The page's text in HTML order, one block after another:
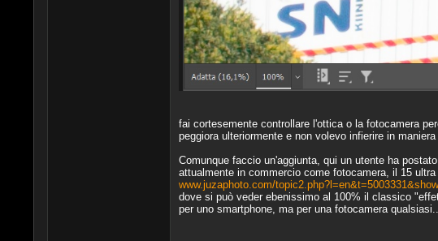
fai cortesemente controllare l'ottica o la fotocamera
peggiora ulteriormente e non volevo infierire in maniera
Comunque faccio un'aggiunta, qui un utente ha
attualmente in commercio come fotocamera, il 15 ultra
www.juzaphoto.com/
dove si può veder ebenissimo al 100% il classico
per uno smartphone, ma per una fotocamera